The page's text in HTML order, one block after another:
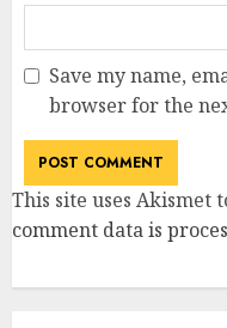
Save my name,
browser for the
This site uses Akismet
comment data is